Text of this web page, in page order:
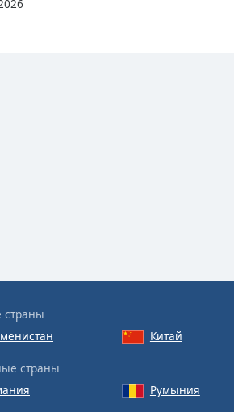
страны
Китай
страны
Румыния